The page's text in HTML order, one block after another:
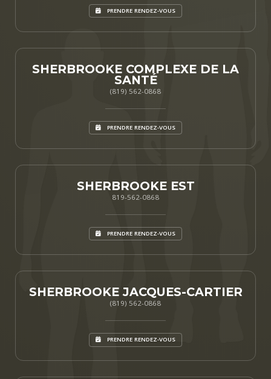
PRENDRE RENDEZ-VOUS
SHERBROOKE COMPLEXE DE LA
SANTÉ
(819) 562-0868
PRENDRE RENDEZ-VOUS
SHERBROOKE EST
819-562-0868
PRENDRE RENDEZ-VOUS
SHERBROOKE JACQUES-CARTIER
(819) 562-0868
PRENDRE RENDEZ-VOUS